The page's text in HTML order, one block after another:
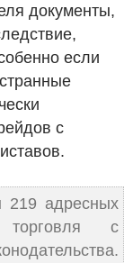
документы,
если
с
219 адресных
торговля с